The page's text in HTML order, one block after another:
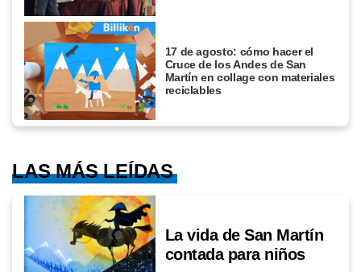
17 de agosto: cómo hacer el
Cruce de los Andes de San
Martín en collage con materiales
reciclables
LAS MÁS LEÍDAS
La vida de San Martín
contada para niños